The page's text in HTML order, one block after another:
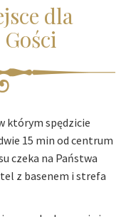
dla
którym spędzicie
15 min od centrum
czeka na Państwa
z basenem i strefa